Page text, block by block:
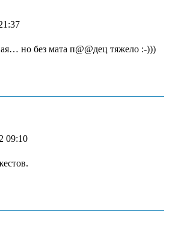
но без мата п@@дец тяжело :-)))
09:10